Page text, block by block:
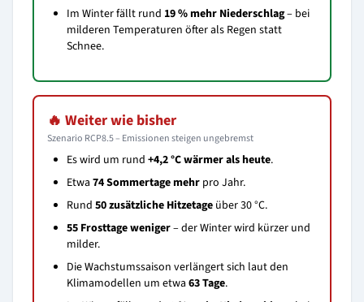
Im Winter fällt rund 19 % mehr Niederschlag– bei
milderen Temperaturen öfter als Regen statt
Schnee.
🔥 Weiter wie bisher
Szenario RCP8.5 – Emissionen steigen ungebremst
Es wird um rund +4,2 °C wärmer als heute.
Etwa 74 Sommertage mehr pro Jahr.
Rund 50 zusätzliche Hitzetage über 30 °C.
55 Frosttage weniger– der Winter wird kürzer und
milder.
Die Wachstumssaison verlängert sich laut den
Klimamodellen um etwa 63 Tage.